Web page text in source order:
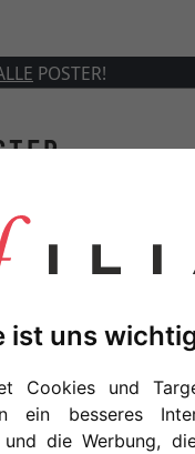
ist uns
Cookies und
ein besseres
die Werbung,
POSTER!